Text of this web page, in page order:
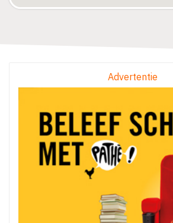
Advertentie